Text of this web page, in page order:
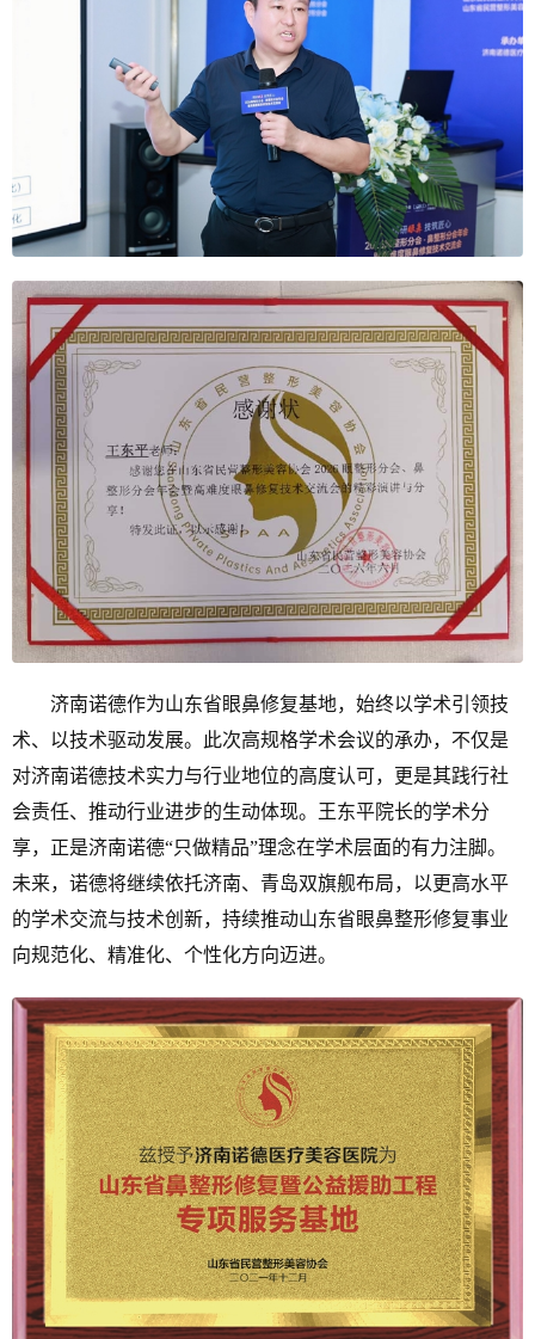
济南诺德作为山东省眼鼻修复基地，始终以学术引领技
术、以技术驱动发展。此次高规格学术会议的承办，不仅是
对济南诺德技术实力与行业地位的高度认可，更是其践行社
会责任、推动行业进步的生动体现。王东平院长的学术分
享，正是济南诺德“只做精品”理念在学术层面的有力注脚。
未来，诺德将继续依托济南、青岛双旗舰布局，以更高水平
的学术交流与技术创新，持续推动山东省眼鼻整形修复事业
向规范化、精准化、个性化方向迈进。